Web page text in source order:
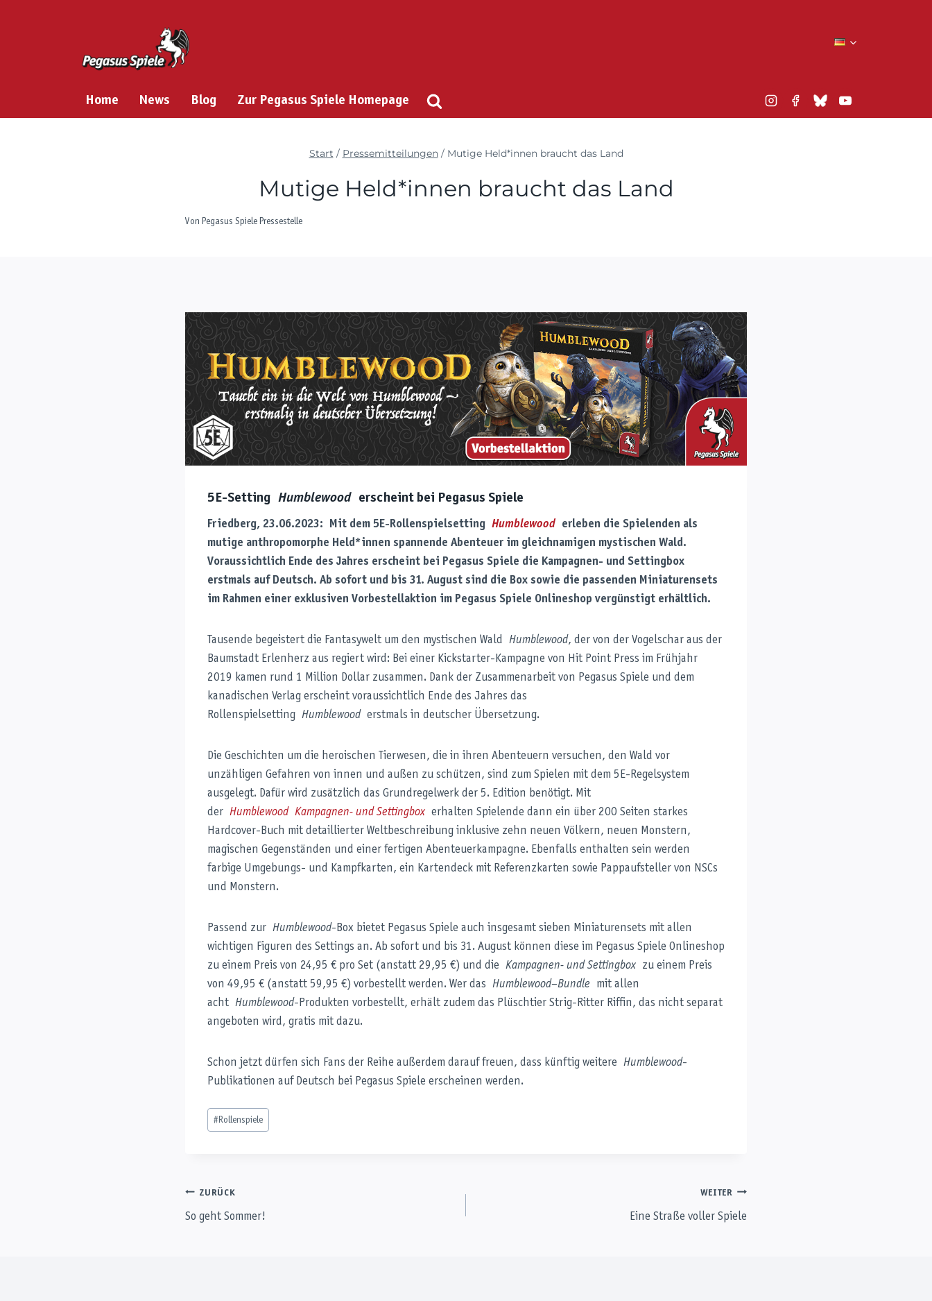
Home News Blog Zur Pegasus Spiele Homepage
Start / Pressemitteilungen / Mutige Held*innen braucht das Land
Mutige Held*innen braucht das Land
Von Pegasus Spiele Pressestelle
5E-Setting Humblewood erscheint bei Pegasus Spiele
Friedberg, 23.06.2023: Mit dem 5E-Rollenspielsetting Humblewood erleben die Spielenden als
mutige anthropomorphe Held*innen spannende Abenteuer im gleichnamigen mystischen Wald.
Voraussichtlich Ende des Jahres erscheint bei Pegasus Spiele die Kampagnen- und Settingbox
erstmals auf Deutsch. Ab sofort und bis 31. August sind die Box sowie die passenden Miniaturensets
im Rahmen einer exklusiven Vorbestellaktion im Pegasus Spiele Onlineshop vergünstigt erhältlich.
Tausende begeistert die Fantasywelt um den mystischen Wald Humblewood, der von der Vogelschar aus der
Baumstadt Erlenherz aus regiert wird: Bei einer Kickstarter-Kampagne von Hit Point Press im Frühjahr
2019 kamen rund 1 Million Dollar zusammen. Dank der Zusammenarbeit von Pegasus Spiele und dem
kanadischen Verlag erscheint voraussichtlich Ende des Jahres das
Rollenspielsetting Humblewood erstmals in deutscher Übersetzung.
Die Geschichten um die heroischen Tierwesen, die in ihren Abenteuern versuchen, den Wald vor
unzähligen Gefahren von innen und außen zu schützen, sind zum Spielen mit dem 5E-Regelsystem
ausgelegt. Dafür wird zusätzlich das Grundregelwerk der 5. Edition benötigt. Mit
der Humblewood Kampagnen- und Settingbox erhalten Spielende dann ein über 200 Seiten starkes
Hardcover-Buch mit detaillierter Weltbeschreibung inklusive zehn neuen Völkern, neuen Monstern,
magischen Gegenständen und einer fertigen Abenteuerkampagne. Ebenfalls enthalten sein werden
farbige Umgebungs- und Kampfkarten, ein Kartendeck mit Referenzkarten sowie Pappaufsteller von NSCs
und Monstern.
Passend zur Humblewood-Box bietet Pegasus Spiele auch insgesamt sieben Miniaturensets mit allen
wichtigen Figuren des Settings an. Ab sofort und bis 31. August können diese im Pegasus Spiele Onlineshop
zu einem Preis von 24,95 € pro Set (anstatt 29,95 €) und die Kampagnen- und Settingbox zu einem Preis
von 49,95 € (anstatt 59,95 €) vorbestellt werden. Wer das Humblewood–Bundle mit allen
acht Humblewood-Produkten vorbestellt, erhält zudem das Plüschtier Strig-Ritter Riffin, das nicht separat
angeboten wird, gratis mit dazu.
Schon jetzt dürfen sich Fans der Reihe außerdem darauf freuen, dass künftig weitere Humblewood-
Publikationen auf Deutsch bei Pegasus Spiele erscheinen werden.
Schlagworte:
# Rollenspiele
Beitragsnavigation
ZURÜCK
So geht Sommer!
WEITER
Eine Straße voller Spiele